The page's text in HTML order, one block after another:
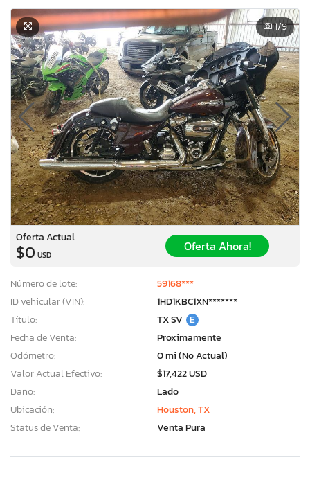
1/9
Oferta Actual
$0 USD
Oferta Ahora!
Número de lote:
59168***
ID vehicular (VIN):
1HD1KBC1XN*******
Título:
TX SV E
Fecha de Venta:
Proximamente
Odómetro:
0 mi (No Actual)
Valor Actual Efectivo:
$17,422 USD
Daño:
Lado
Ubicación:
Houston, TX
Status de Venta:
Venta Pura